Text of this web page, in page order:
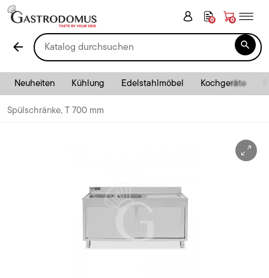
0 0
arrow_back 
Neuheiten Kühlung Edelstahlmöbel Kochgeräte
Spülschränke, T 700 mm